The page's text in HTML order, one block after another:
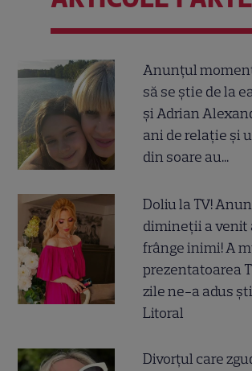
Anunțul
să se știe de la
și Adrian
ani de relație și
din soare au...
Doliu la TV!
dimineții a venit
frânge inimi! A
prezentatoarea
zile ne-a adus
Litoral
Divorțul care